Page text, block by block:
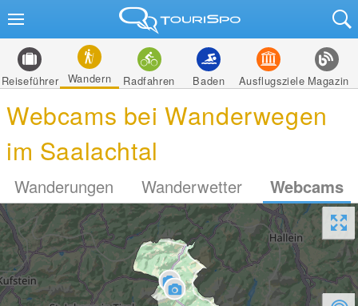
Reiseführer Wandern Radfahren Baden Ausflugsziele Magazin
Webcams bei Wanderwegen
im Saalachtal
Wanderungen Wanderwetter Webcams